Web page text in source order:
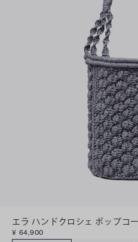
エラ ハンドクロシェ ポップコ
¥ 64,900